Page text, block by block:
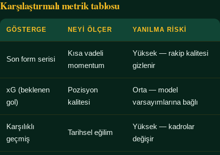
Karşılaştırmalı metrik tablosu
GÖSTERGE NEYI ÖLÇER YANILMA RISKI
Son form serisi
Kısa vadeli
momentum
Yüksek — rakip kalitesi
gizlenir
xG (beklenen
gol)
Pozisyon
kalitesi
Orta — model
varsayımlarına bağlı
Karşılıklı
geçmiş
Tarihsel eğilim
Yüksek — kadrolar
değişir